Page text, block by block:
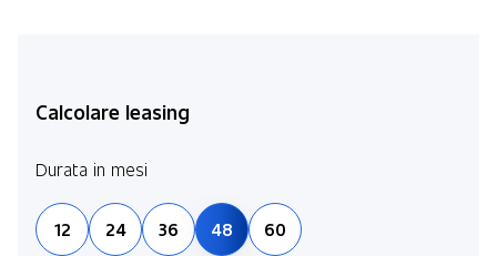
Calcolare leasing
Durata in mesi
12 24 36 48
60